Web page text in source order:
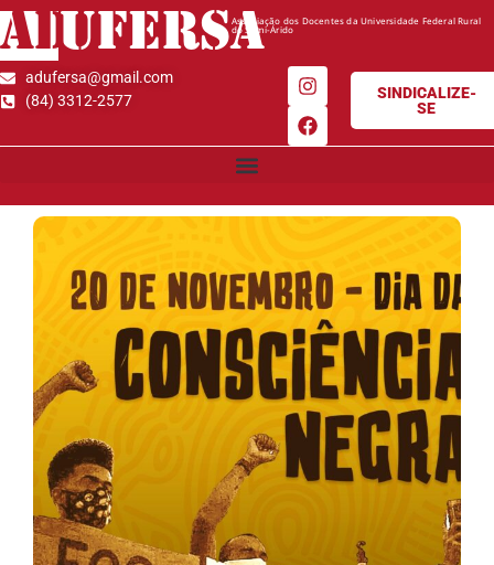
ADUFERSAAssociação dos Docentes da Universidade Federal Rural
do Semi-Árido
adufersa@gmail.com
(84) 3312-2577
SINDICALIZE-
SE